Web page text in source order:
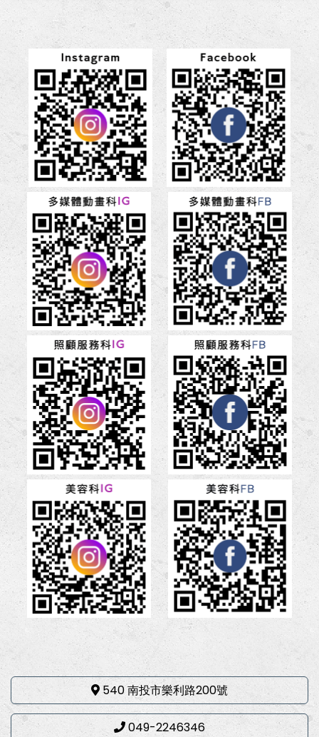
540 南投市樂利路200號
049-2246346